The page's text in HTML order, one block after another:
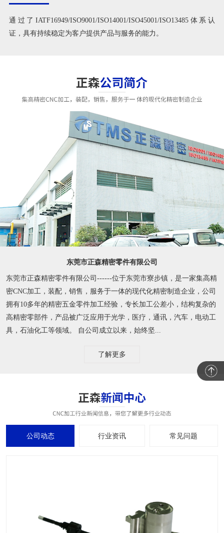
通过了IATF16949/ISO9001/ISO14001/ISO45001/ISO13485体系认
证，具有持续稳定为客户提供产品与服务的能力。
东莞市正森精密零件有限公司
东莞市正森精密零件有限公司------位于东莞市寮步镇，是一家集高精
密CNC加工，装配，销售，服务于一体的现代化精密制造企业，公司
拥有10多年的精密五金零件加工经验，专长加工公差小，结构复杂的
高精密零部件，产品被广泛应用于光学，医疗，通讯，汽车，电动工
具，石油化工等领域。 自公司成立以来，始终坚...
了解更多
公司动态 行业资讯 常见问题